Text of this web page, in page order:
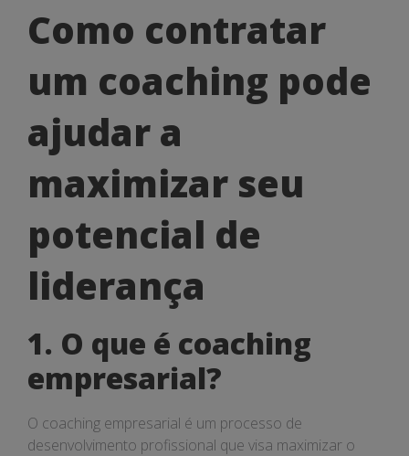
Como
contratar
um
coaching
pode
ajudar
a
maximizar
seu
potencial
de
liderança
Como contratar
um coaching pode
ajudar a
maximizar seu
potencial de
liderança
1. O que é coaching
empresarial?
O coaching empresarial é um processo de
desenvolvimento profissional que visa maximizar o